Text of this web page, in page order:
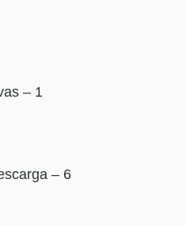
– 1
– 6